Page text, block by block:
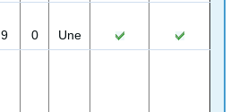
9 0 Une